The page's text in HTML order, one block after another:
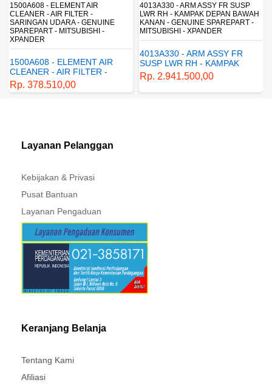
4013A330 - ARM ASSY FR SUSP
LWR RH - KAMPAK DEPAN BAWAH
KANAN - GENUINE SPAREPART -
MITSUBISHI - XPANDER
SUSP LWR RH - KAMPAK
DEPAN BAWAH KANAN -
GENUINE SPAREPART -
MITSUBISHI - XPANDER
Rp. 2.941.500,00
4162A413 - SHOCK ABSORBER RR
SUSP - SUSPENSI BELAKANG -
SHOCKBREAKER BELAKANG -
GENUINE SPAREPART -
MITSUBISHI - XPANDER
4162A413 - SHOCK
ABSORBER RR SUSP -
SUSPENSI BELAKANG -
SHOCKBREAKER BELAKANG
Rp. 1.198.800,00
Layanan Pelanggan
Kebijakan & Privasi
Pusat Bantuan
Layanan Pengaduan
Keranjang Belanja
Tentang Kami
Afiliasi